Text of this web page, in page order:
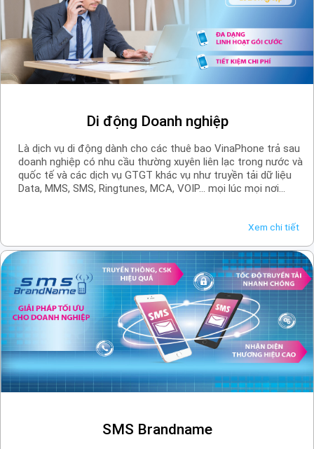
Di động Doanh nghiệp
Là dịch vụ di động dành cho các thuê bao VinaPhone trả sau
doanh nghiệp có nhu cầu thường xuyên liên lạc trong nước và
quốc tế và các dịch vụ GTGT khác vụ như truyền tải dữ liệu
Data, MMS, SMS, Ringtunes, MCA, VOIP… mọi lúc mọi nơi
Xem chi tiết
SMS Brandname